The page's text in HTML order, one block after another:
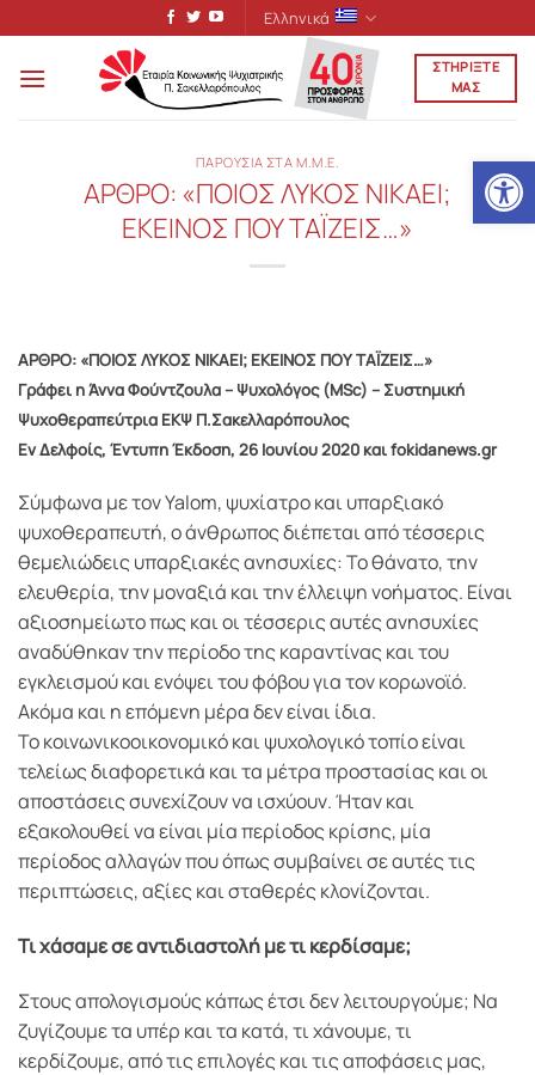
στο
περιεχόμενο
Ελληνικά
ΣΤΗΡΙΞΤΕ
ΜΑΣ
ΠΑΡΟΥΣΙΑ ΣΤΑ Μ.Μ.Ε.
ΑΡΘΡΟ: «ΠΟΙΟΣ ΛΥΚΟΣ ΝΙΚΑΕΙ;
ΕΚΕΙΝΟΣ ΠΟΥ ΤΑΪΖΕΙΣ…»
ΑΡΘΡΟ: «ΠΟΙΟΣ ΛΥΚΟΣ ΝΙΚΑΕΙ; ΕΚΕΙΝΟΣ ΠΟΥ ΤΑΪΖΕΙΣ…»
Γράφει η Άννα Φούντζουλα – Ψυχολόγος (MSc) – Συστημική
Ψυχοθεραπεύτρια ΕΚΨ Π.Σακελλαρόπουλος
Εν Δελφοίς, Έντυπη Έκδοση, 26 Ιουνίου 2020 και fokidanews.gr
Σύμφωνα με τον Yalom, ψυχίατρο και υπαρξιακό
ψυχοθεραπευτή, ο άνθρωπος διέπεται από τέσσερις
θεμελιώδεις υπαρξιακές ανησυχίες: Το θάνατο, την
ελευθερία, την μοναξιά και την έλλειψη νοήματος. Είναι
αξιοσημείωτο πως και οι τέσσερις αυτές ανησυχίες
αναδύθηκαν την περίοδο της καραντίνας και του
εγκλεισμού και ενόψει του φόβου για τον κορωνοϊό.
Ακόμα και η επόμενη μέρα δεν είναι ίδια.
Το κοινωνικοοικονομικό και ψυχολογικό τοπίο είναι
τελείως διαφορετικά και τα μέτρα προστασίας και οι
αποστάσεις συνεχίζουν να ισχύουν. Ήταν και
εξακολουθεί να είναι μία περίοδος κρίσης, μία
περίοδος αλλαγών που όπως συμβαίνει σε αυτές τις
περιπτώσεις, αξίες και σταθερές κλονίζονται.
Τι χάσαμε σε αντιδιαστολή με τι κερδίσαμε;
Στους απολογισμούς κάπως έτσι δεν λειτουργούμε; Να
ζυγίζουμε τα υπέρ και τα κατά, τι χάνουμε, τι
κερδίζουμε, από τις επιλογές και τις αποφάσεις μας,